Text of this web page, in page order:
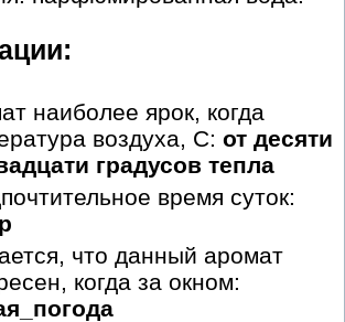
наиболее ярок, когда
воздуха, С: от десяти
градусов тепла
время суток:
что данный аромат
когда за окном: